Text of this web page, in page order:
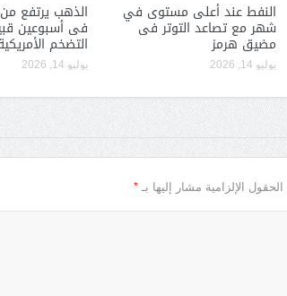
النفط عند أعلى مستوى في
شهر مع تصاعد التوتر فى
مضيق هرمز
يوليو 14, 2026
الذهب يرتفع
فى أسبوعين
التضخم
يوليو 14, 2026
الحقول الإلزامية مشار إليها بـ *